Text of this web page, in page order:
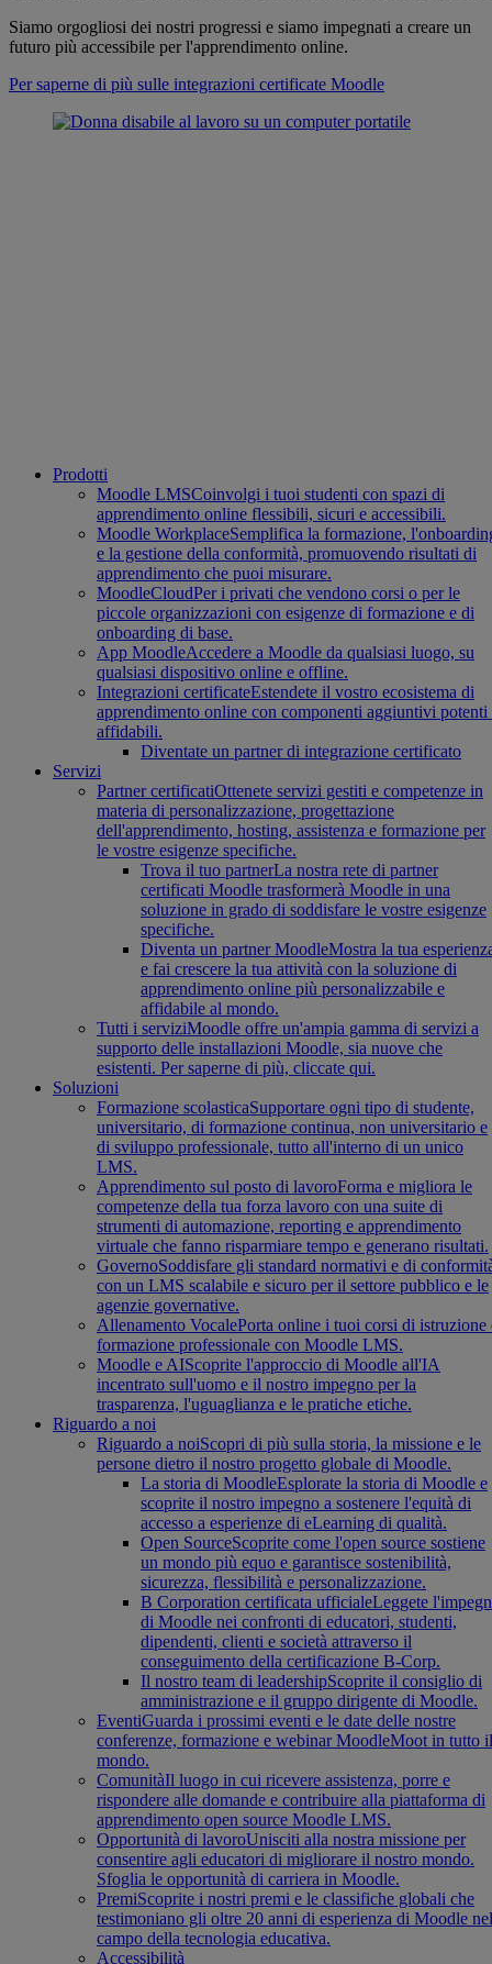
Siamo orgogliosi dei nostri progressi e siamo impegnati a creare un
futuro più accessibile per l'apprendimento online.
Per saperne di più sulle integrazioni certificate Moodle
Prodotti
Moodle LMSCoinvolgi i tuoi studenti con spazi di
apprendimento online flessibili, sicuri e accessibili.
Moodle WorkplaceSemplifica la formazione,
e la gestione della conformità, promuovendo risultati di
apprendimento che puoi misurare.
MoodleCloudPer i privati che vendono corsi o per le
piccole organizzazioni con esigenze di formazione e di
onboarding di base.
App MoodleAccedere a Moodle da qualsiasi luogo, su
qualsiasi dispositivo online e offline.
Integrazioni certificateEstendete il vostro ecosistema di
apprendimento online con componenti aggiuntivi potenti
affidabili.
Diventate un partner di integrazione certificato
Servizi
Partner certificatiOttenete servizi gestiti e competenze in
materia di personalizzazione, progettazione
dell'apprendimento, hosting, assistenza e formazione per
le vostre esigenze specifiche.
Trova il tuo partnerLa nostra rete di partner
certificati Moodle trasformerà Moodle in una
soluzione in grado di soddisfare le vostre esigenze
specifiche.
Diventa un partner MoodleMostra la tua
e fai crescere la tua attività con la soluzione di
apprendimento online più personalizzabile e
affidabile al mondo.
Tutti i serviziMoodle offre un'ampia gamma di servizi a
supporto delle installazioni Moodle, sia nuove che
esistenti. Per saperne di più, cliccate qui.
Soluzioni
Formazione scolasticaSupportare ogni tipo di studente,
universitario, di formazione continua, non universitario e
di sviluppo professionale, tutto all'interno di un unico
LMS.
Apprendimento sul posto di lavoroForma e migliora le
competenze della tua forza lavoro con una suite di
strumenti di automazione, reporting e apprendimento
virtuale che fanno risparmiare tempo e generano risultati.
GovernoSoddisfare gli standard normativi e di
con un LMS scalabile e sicuro per il settore pubblico e le
agenzie governative.
Allenamento VocalePorta online i tuoi corsi di istruzione
formazione professionale con Moodle LMS.
Moodle e AIScoprite l'approccio di Moodle all'IA
incentrato sull'uomo e il nostro impegno per la
trasparenza, l'uguaglianza e le pratiche etiche.
Riguardo a noi
Riguardo a noiScopri di più sulla storia, la missione e le
persone dietro il nostro progetto globale di Moodle.
La storia di MoodleEsplorate la storia di Moodle e
scoprite il nostro impegno a sostenere l'equità di
accesso a esperienze di eLearning di qualità.
Open SourceScoprite come l'open source sostiene
un mondo più equo e garantisce sostenibilità,
sicurezza, flessibilità e personalizzazione.
B Corporation certificata ufficialeLeggete
di Moodle nei confronti di educatori, studenti,
dipendenti, clienti e società attraverso il
conseguimento della certificazione B-Corp.
Il nostro team di leadershipScoprite il consiglio di
amministrazione e il gruppo dirigente di Moodle.
EventiGuarda i prossimi eventi e le date delle nostre
conferenze, formazione e webinar MoodleMoot in tutto il
mondo.
ComunitàIl luogo in cui ricevere assistenza, porre e
rispondere alle domande e contribuire alla piattaforma di
apprendimento open source Moodle LMS.
Opportunità di lavoroUnisciti alla nostra missione per
consentire agli educatori di migliorare il nostro mondo.
Sfoglia le opportunità di carriera in Moodle.
PremiScoprite i nostri premi e le classifiche globali che
testimoniano gli oltre 20 anni di esperienza di Moodle nel
campo della tecnologia educativa.
Accessibilità